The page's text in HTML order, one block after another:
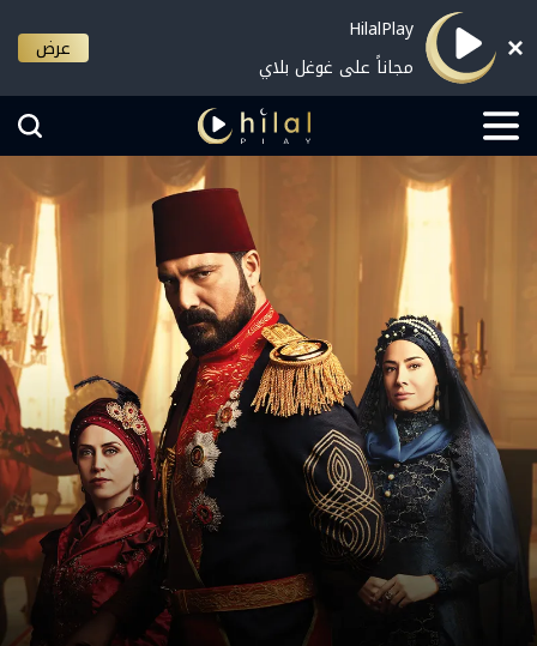
HilalPlay
مجاناً على غوغل بلاي
عرض